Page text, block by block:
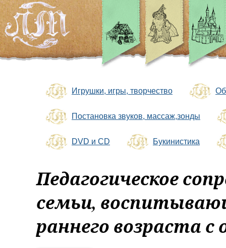
Игрушки, игры, творчество
Постановка звуков, массаж,зонды
DVD и CD Букинистика
Педагогическое
семьи,
раннего возраста